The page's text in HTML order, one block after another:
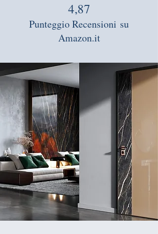
4,87
Punteggio Recensioni su
Amazon.it